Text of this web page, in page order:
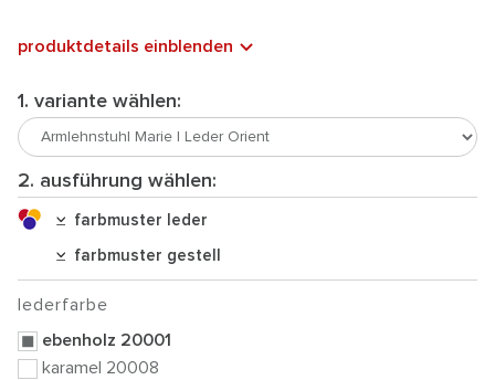
produktdetails einblenden
1. variante wählen:
2. ausführung wählen:
farbmuster leder
farbmuster gestell
lederfarbe
ebenholz 20001
karamel 20008